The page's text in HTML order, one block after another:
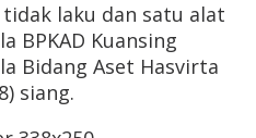
laku dan satu alat
BPKAD Kuansing
Bidang Aset Hasvirta
siang.